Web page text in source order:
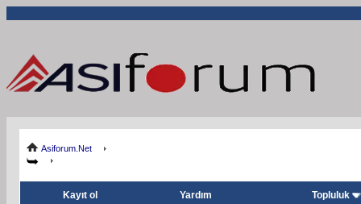
Asiforum.Net
Kayıt ol Yardım Topluluk